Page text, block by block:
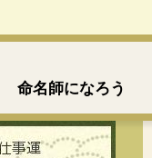
命名師になろう